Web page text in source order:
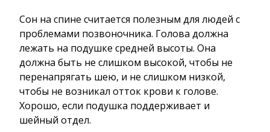
Сон на спине считается полезным для людей с
проблемами позвоночника. Голова должна
лежать на подушке средней высоты. Она
должна быть не слишком высокой, чтобы не
перенапрягать шею, и не слишком низкой,
чтобы не возникал отток крови к голове.
Хорошо, если подушка поддерживает и
шейный отдел.